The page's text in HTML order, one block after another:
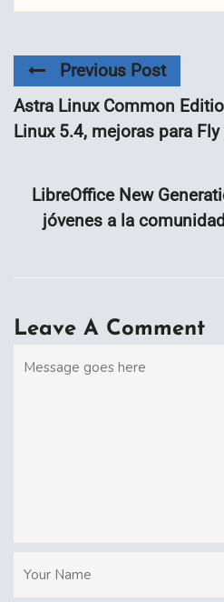
Previous Post
Astra Linux Common
Linux 5.4, mejoras para
LibreOffice New
jóvenes a la
Leave A Comment